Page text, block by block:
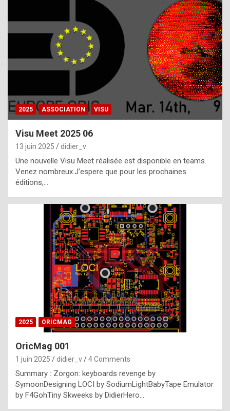
h
a
t
t
e
b
e
s
t
p
h
o
n
y
l
e
2025 ASSOCIATION VISU
Visu Meet 2025 06
13 juin 2025 didier_v
Une nouvelle Visu Meet réalisée est disponible en teams.
Venez nombreux.J’espere que pour les prochaines
éditions,…
2025 ORICMAG
OricMag 001
1 juin 2025 didier_v 4 Comments
Summary : Zorgon: keyboards revenge by
SymoonDesigning LOCI by SodiumLightBabyTape Emulator
by F4GohTiny Skweeks by DidierHero…